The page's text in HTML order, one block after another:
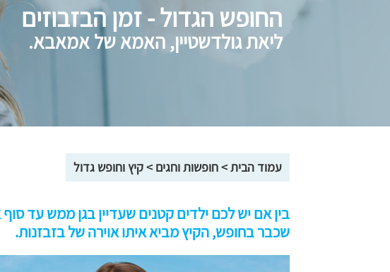
החופש הגדול - זמן הבזבוזים
ליאת גולדשטיין, האמא של אמאבא.
עמוד הבית>חופשות וחגים >קיץ וחופש גדול
בין אם יש לכם ילדים קטנים שעדיין בגן ממש עד סוף
שכבר בחופש, הקיץ מביא איתו אוירה של בזבזנות.